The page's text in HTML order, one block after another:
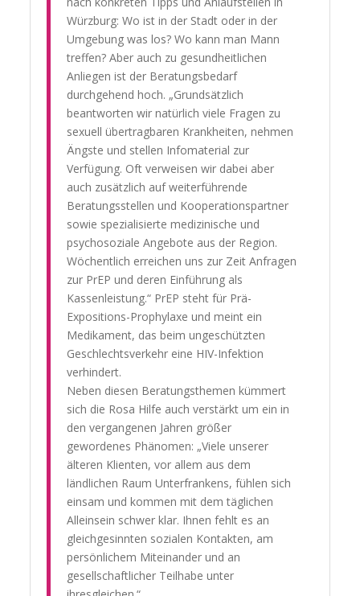
Würzburg: Wo ist in der Stadt oder in der
Umgebung was los? Wo kann man Mann
treffen? Aber auch zu gesundheitlichen
Anliegen ist der Beratungsbedarf
durchgehend hoch. „Grundsätzlich
beantworten wir natürlich viele Fragen zu
sexuell übertragbaren Krankheiten, nehmen
Ängste und stellen Infomaterial zur
Verfügung. Oft verweisen wir dabei aber
auch zusätzlich auf weiterführende
Beratungsstellen und Kooperationspartner
sowie spezialisierte medizinische und
psychosoziale Angebote aus der Region.
Wöchentlich erreichen uns zur Zeit Anfragen
zur PrEP und deren Einführung als
Kassenleistung.“ PrEP steht für Prä-
Expositions-Prophylaxe und meint ein
Medikament, das beim ungeschützten
Geschlechtsverkehr eine HIV-Infektion
verhindert.
Neben diesen Beratungsthemen kümmert
sich die Rosa Hilfe auch verstärkt um ein in
den vergangenen Jahren größer
gewordenes Phänomen: „Viele unserer
älteren Klienten, vor allem aus dem
ländlichen Raum Unterfrankens, fühlen sich
einsam und kommen mit dem täglichen
Alleinsein schwer klar. Ihnen fehlt es an
gleichgesinnten sozialen Kontakten, am
persönlichem Miteinander und an
gesellschaftlicher Teilhabe unter